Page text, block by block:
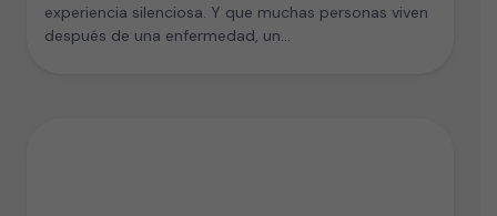
experiencia silenciosa. Y que muchas personas viven
después de una enfermedad, un…